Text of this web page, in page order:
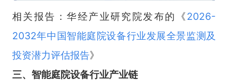
相关报告：华经产业研究院发布的《2026-
2032年中国智能庭院设备行业发展全景监测及
投资潜力评估报告》
三、智能庭院设备行业产业链